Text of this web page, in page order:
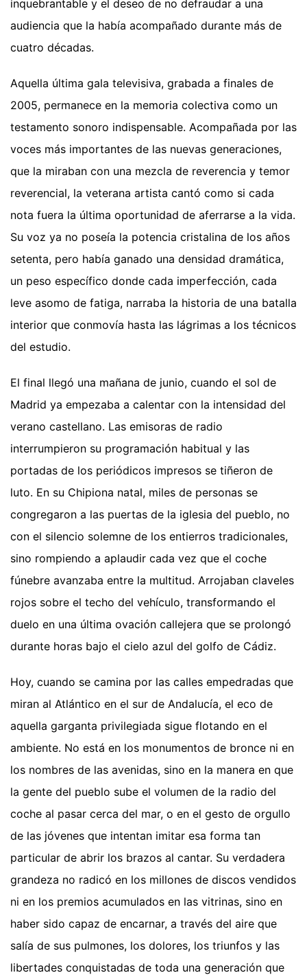
inquebrantable y el deseo de no defraudar a una
audiencia que la había acompañado durante más de
cuatro décadas.
Aquella última gala televisiva, grabada a finales de
2005, permanece en la memoria colectiva como un
testamento sonoro indispensable. Acompañada por las
voces más importantes de las nuevas generaciones,
que la miraban con una mezcla de reverencia y temor
reverencial, la veterana artista cantó como si cada
nota fuera la última oportunidad de aferrarse a la vida.
Su voz ya no poseía la potencia cristalina de los años
setenta, pero había ganado una densidad dramática,
un peso específico donde cada imperfección, cada
leve asomo de fatiga, narraba la historia de una batalla
interior que conmovía hasta las lágrimas a los técnicos
del estudio.
El final llegó una mañana de junio, cuando el sol de
Madrid ya empezaba a calentar con la intensidad del
verano castellano. Las emisoras de radio
interrumpieron su programación habitual y las
portadas de los periódicos impresos se tiñeron de
luto. En su Chipiona natal, miles de personas se
congregaron a las puertas de la iglesia del pueblo, no
con el silencio solemne de los entierros tradicionales,
sino rompiendo a aplaudir cada vez que el coche
fúnebre avanzaba entre la multitud. Arrojaban claveles
rojos sobre el techo del vehículo, transformando el
duelo en una última ovación callejera que se prolongó
durante horas bajo el cielo azul del golfo de Cádiz.
Hoy, cuando se camina por las calles empedradas que
miran al Atlántico en el sur de Andalucía, el eco de
aquella garganta privilegiada sigue flotando en el
ambiente. No está en los monumentos de bronce ni en
los nombres de las avenidas, sino en la manera en que
la gente del pueblo sube el volumen de la radio del
coche al pasar cerca del mar, o en el gesto de orgullo
de las jóvenes que intentan imitar esa forma tan
particular de abrir los brazos al cantar. Su verdadera
grandeza no radicó en los millones de discos vendidos
ni en los premios acumulados en las vitrinas, sino en
haber sido capaz de encarnar, a través del aire que
salía de sus pulmones, los dolores, los triunfos y las
libertades conquistadas de toda una generación que